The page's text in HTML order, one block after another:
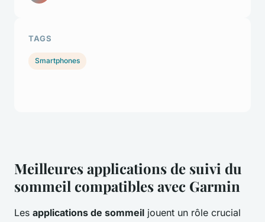
Meilleures applications de suivi du
sommeil compatibles avec Garmin
Les applications de sommeil jouent un rôle crucial
TAGS
Smartphones